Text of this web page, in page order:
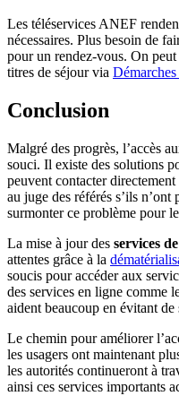
Les téléservices ANEF
nécessaires. Plus besoin de
pour un rendez-vous. On
titres de séjour via
Conclusion
Malgré des progrès, l’accès
souci. Il existe des solutions
peuvent contacter
au juge des référés s’ils n’ont
surmonter ce problème pour
La mise à jour des services
attentes grâce à la
soucis pour accéder aux
des services en ligne comme
aident beaucoup en évitant de
Le chemin pour améliorer
les usagers ont maintenant
les autorités continueront à
ainsi ces services importants